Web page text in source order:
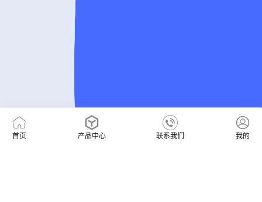
首页 产品中心 联系我们 我的